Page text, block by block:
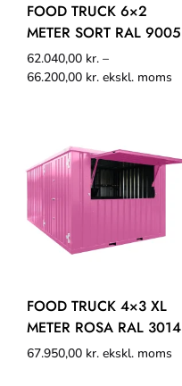
FOOD TRUCK 6×2
METER SORT RAL 9005
62.040,00 kr. –
66.200,00 kr. ekskl. moms
FOOD TRUCK 4×3 XL
METER ROSA RAL 3014
67.950,00 kr. ekskl. moms